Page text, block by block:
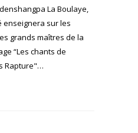
La Boulaye,
enseignera sur les
grands maîtres de la
“Les chants de
Rapture"…